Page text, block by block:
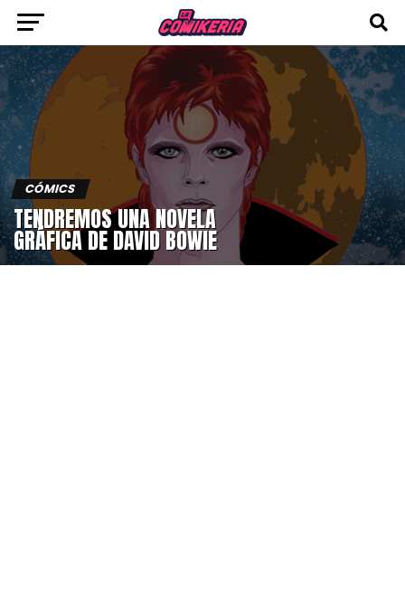
CÓMICS
TENDREMOS UNA NOVELA
GRÁFICA DE DAVID BOWIE